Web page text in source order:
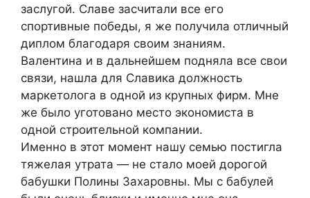
заслугой. Славе засчитали все его
спортивные победы, я же получила отличный
диплом благодаря своим знаниям.
Валентина и в дальнейшем подняла все свои
связи, нашла для Славика должность
маркетолога в одной из крупных фирм. Мне
же было уготовано место экономиста в
одной строительной компании.
Именно в этот момент нашу семью постигла
тяжелая утрата — не стало моей дорогой
бабушки Полины Захаровны. Мы с бабулей